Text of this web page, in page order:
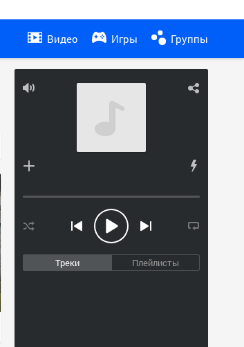
Видео Игры Группы
Треки Плейлисты